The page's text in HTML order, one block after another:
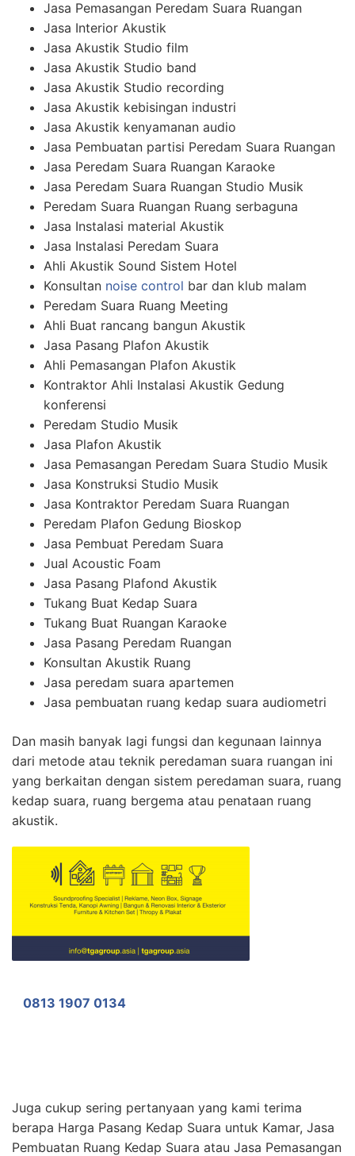
Jasa Pemasangan Peredam Suara Ruangan
Jasa Interior Akustik
Jasa Akustik Studio film
Jasa Akustik Studio band
Jasa Akustik Studio recording
Jasa Akustik kebisingan industri
Jasa Akustik kenyamanan audio
Jasa Pembuatan partisi Peredam Suara Ruangan
Jasa Peredam Suara Ruangan Karaoke
Jasa Peredam Suara Ruangan Studio Musik
Peredam Suara Ruangan Ruang serbaguna
Jasa Instalasi material Akustik
Jasa Instalasi Peredam Suara
Ahli Akustik Sound Sistem Hotel
Konsultan noise control bar dan klub malam
Peredam Suara Ruang Meeting
Ahli Buat rancang bangun Akustik
Jasa Pasang Plafon Akustik
Ahli Pemasangan Plafon Akustik
Kontraktor Ahli Instalasi Akustik Gedung
konferensi
Peredam Studio Musik
Jasa Plafon Akustik
Jasa Pemasangan Peredam Suara Studio Musik
Jasa Konstruksi Studio Musik
Jasa Kontraktor Peredam Suara Ruangan
Peredam Plafon Gedung Bioskop
Jasa Pembuat Peredam Suara
Jual Acoustic Foam
Jasa Pasang Plafond Akustik
Tukang Buat Kedap Suara
Tukang Buat Ruangan Karaoke
Jasa Pasang Peredam Ruangan
Konsultan Akustik Ruang
Jasa peredam suara apartemen
Jasa pembuatan ruang kedap suara audiometri
Dan masih banyak lagi fungsi dan kegunaan lainnya
dari metode atau teknik peredaman suara ruangan ini
yang berkaitan dengan sistem peredaman suara, ruang
kedap suara, ruang bergema atau penataan ruang
akustik.
0813 1907 0134
Juga cukup sering pertanyaan yang kami terima
berapa Harga Pasang Kedap Suara untuk Kamar, Jasa
Pembuatan Ruang Kedap Suara atau Jasa Pemasangan